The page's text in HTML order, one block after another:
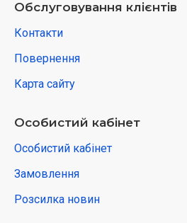
Обслуговування клієнтів
Контакти
Повернення
Карта сайту
Особистий кабінет
Особистий кабінет
Замовлення
Розсилка новин